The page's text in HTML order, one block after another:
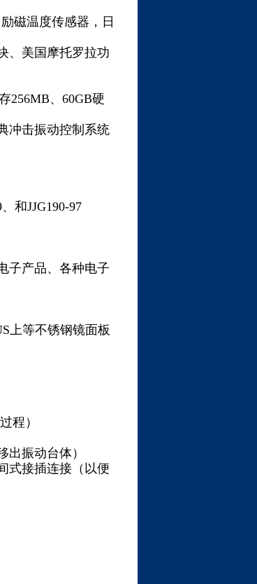
磁温度传感器，日
、美国摩托罗拉功
256MB、60GB硬
冲击振动控制系统
和JJG190-97
子产品、各种电子
上等不锈钢镜面板
程）
振动台体）
式接插连接（以便